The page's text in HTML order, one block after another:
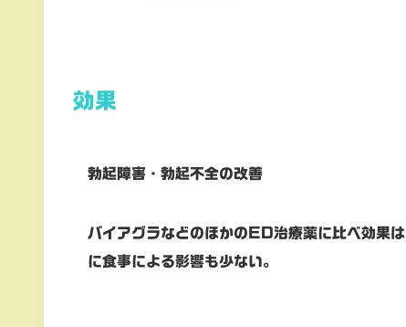
効果
勃起障害・勃起不全の改善
バイアグラなどのほかのED治療薬に比べ効果
に食事による影響も少ない。